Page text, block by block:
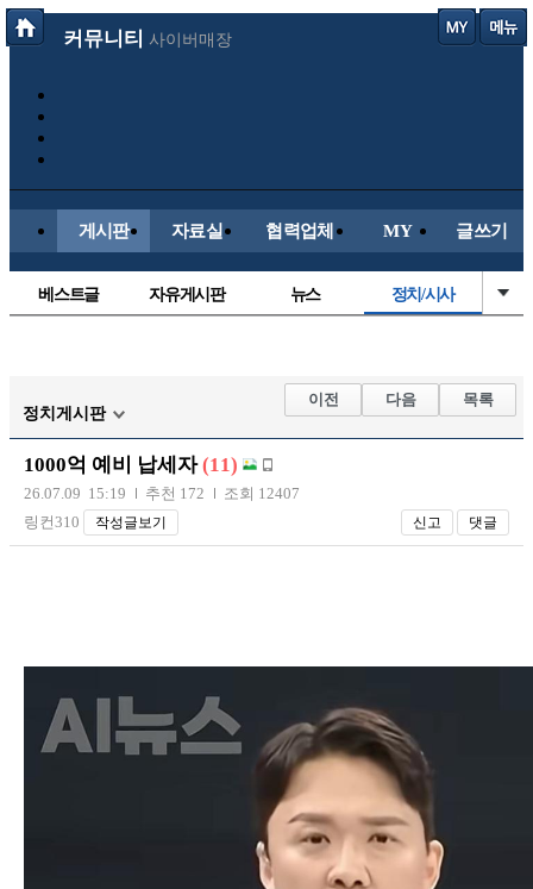
커뮤니티 사이버매장
게시판 자료실 협력업체 MY 글쓰기
베스트글 자유게시판 뉴스 정치/시사
해외축구
국내축구
정치게시판
이전 다음 목록
1000억 예비 납세자 (11)
26.07.09 15:19 추천 172
조회 12407
링컨310
작성글보기 신고 댓글